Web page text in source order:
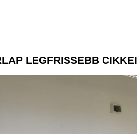
LEGFRISSEBB CIKKEI